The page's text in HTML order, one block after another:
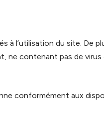
à l’utilisation du site. De
ne contenant pas de
conformément aux